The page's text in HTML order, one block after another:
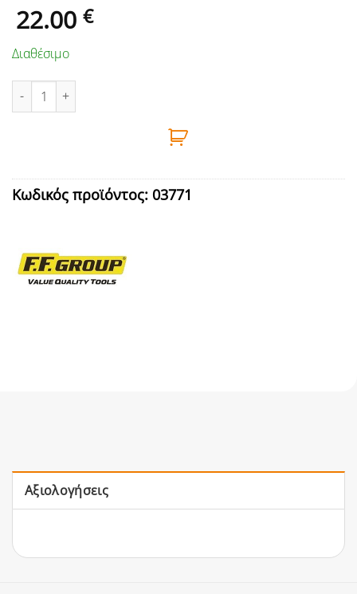
22.00 €
Διαθέσιμο
ΧΕΡΟΥΛΙ ΖΑΜΑΚ ΜΕ ΡΟΖΕΤΑ ΝΙΚΕΛ ΜΑΤ FF GROUP 41039
Κωδικός προϊόντος: 03771
Αξιολογήσεις